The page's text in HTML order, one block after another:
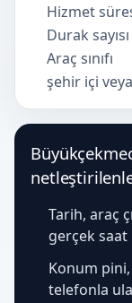
Hizmet
Durak sayısı
Araç sınıfı
şehir içi
Tarih, araç
gerçek saat
Konum
telefonla